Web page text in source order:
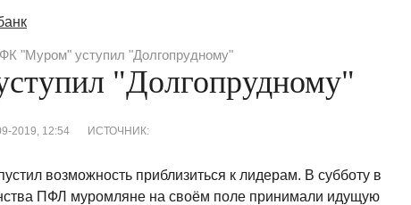
"Муром" уступил "Долгопрудному"
"Долгопрудному"
2019, 12:54 ИСТОЧНИК:
возможность приблизиться к лидерам. В субботу в
ПФЛ муромляне на своём поле принимали идущую